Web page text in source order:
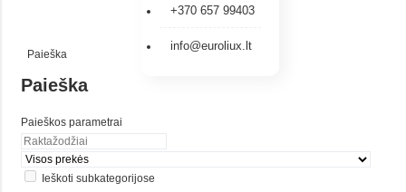
+370 657 99403
info@euroliux.lt
Paieška
Paieška
Paieškos parametrai
Ieškoti subkategorijose